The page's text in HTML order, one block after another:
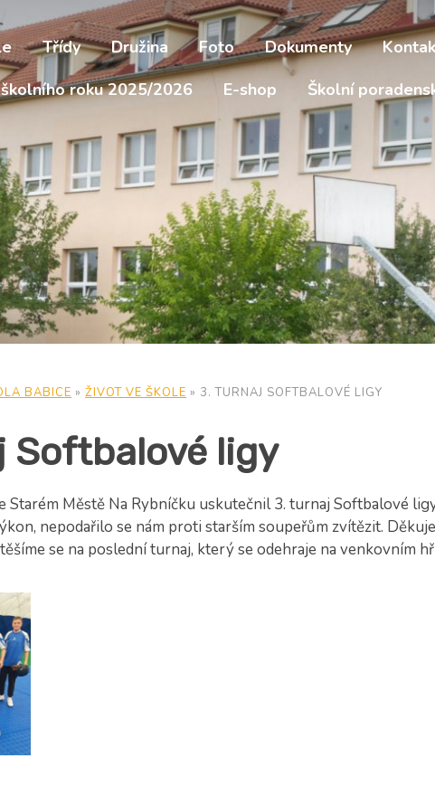
Třídy Družina Foto Dokumenty
roku 2025/2026 E-shop Školní
BABICE » ŽIVOT VE ŠKOLE » 3. TURNAJ SOFTBALOVÉ LIGY
Softbalové ligy
Starém Městě Na Rybníčku uskutečnil 3. turnaj Softbalové
nepodařilo se nám proti starším soupeřům zvítězit.
se na poslední turnaj, který se odehraje na venkovním